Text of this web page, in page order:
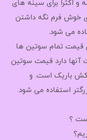
و اکثراً برای سینه های
خوش فرم نگه داشتن
می شود.
تمام سوتین ها
آنها دارد قیمت سوتین
باریک است. و
استفاده می شود.
؟